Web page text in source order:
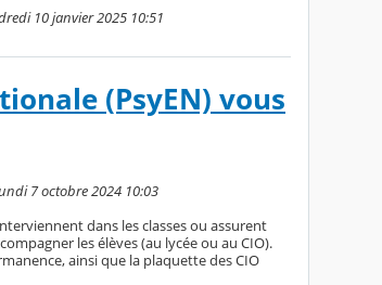
10 janvier 2025 10:51
(PsyEN) vous
7 octobre 2024 10:03
dans les classes ou assurent
les élèves (au lycée ou au CIO).
ainsi que la plaquette des CIO